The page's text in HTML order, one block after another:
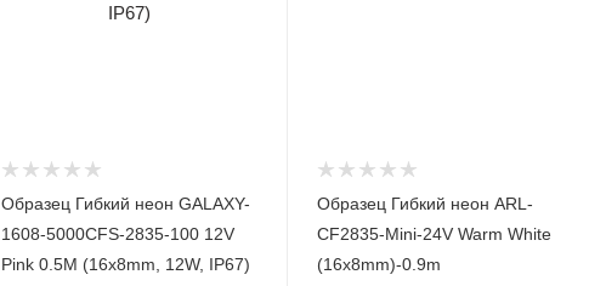
Образец Гибкий неон GALAXY-
1608-5000CFS-2835-100 12V
Pink 0.5M (16x8mm, 12W, IP67)
Образец Гибкий неон ARL-
CF2835-Mini-24V Warm White
(16x8mm)-0.9m